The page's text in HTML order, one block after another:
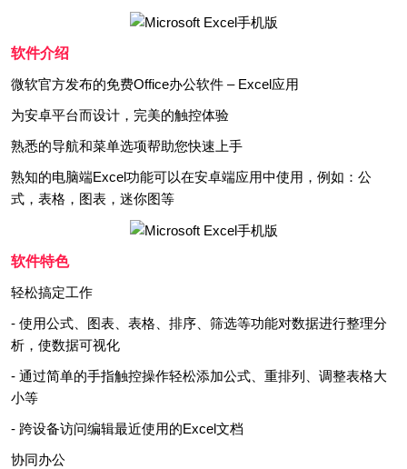
软件介绍
微软官方发布的免费Office办公软件 – Excel应用
为安卓平台而设计，完美的触控体验
熟悉的导航和菜单选项帮助您快速上手
熟知的电脑端Excel功能可以在安卓端应用中使用，例如：公
式，表格，图表，迷你图等
软件特色
轻松搞定工作
- 使用公式、图表、表格、排序、筛选等功能对数据进行整理分
析，使数据可视化
- 通过简单的手指触控操作轻松添加公式、重排列、调整表格大
小等
- 跨设备访问编辑最近使用的Excel文档
协同办公